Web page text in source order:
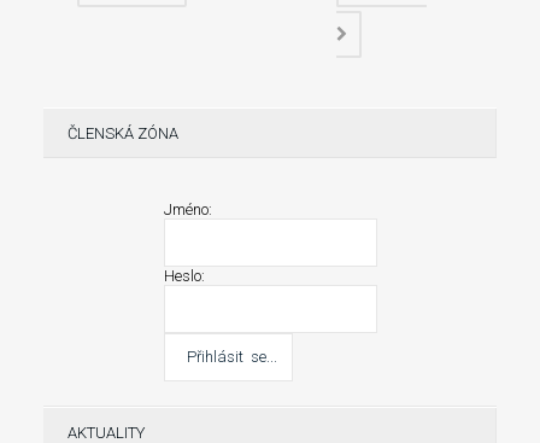
ČLENSKÁ ZÓNA
Jméno:
Heslo:
AKTUALITY